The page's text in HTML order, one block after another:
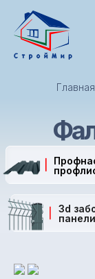
Главная
панели
профлист